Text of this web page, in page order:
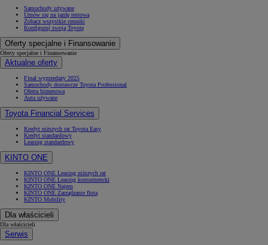
Samochody używane
Umów się na jazdę testową
Zobacz wszystkie cenniki
Konfiguruj swoją Toyotę
Oferty specjalne i Finansowanie
Oferty specjalne i Finansowanie
Aktualne oferty
Finał wyprzedaży 2025
Samochody dostawcze Toyota Professional
Oferta biznesowa
Auta używane
Toyota Financial Services
Kredyt niższych rat Toyota Easy
Kredyt standardowy
Leasing standardowy
KINTO ONE
KINTO ONE Leasing niższych rat
KINTO ONE Leasing konsumencki
KINTO ONE Najem
KINTO ONE Zarządzanie flotą
KINTO Mobility
Dla właścicieli
Dla właścicieli
Serwis